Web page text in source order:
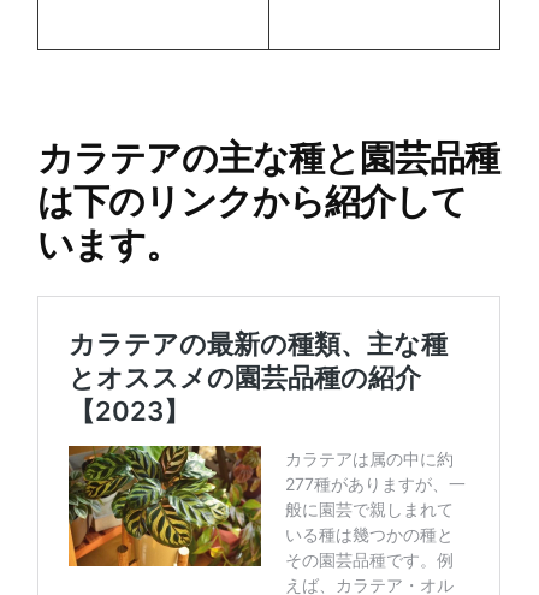
カラテアの主な種と園芸品種
は下のリンクから紹介して
います。